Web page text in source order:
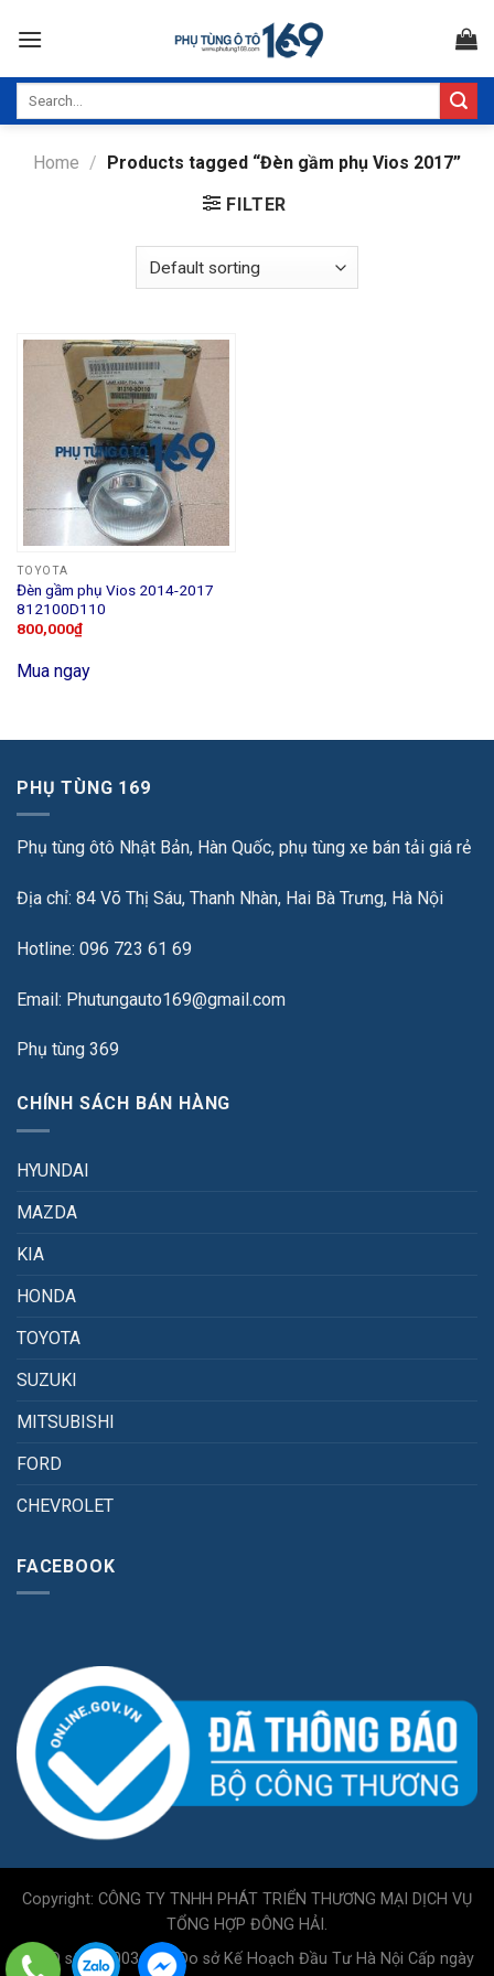
Home / Products tagged “Đèn gầm phụ Vios 2017”
FILTER
TOYOTA
Đèn gầm phụ Vios 2014-2017
812100D110
800,000₫
Mua ngay
PHỤ TÙNG 169
Phụ tùng ôtô Nhật Bản, Hàn Quốc, phụ tùng xe bán tải giá rẻ
Địa chỉ: 84 Võ Thị Sáu, Thanh Nhàn, Hai Bà Trưng, Hà Nội
Hotline: 096 723 61 69
Email: Phutungauto169@gmail.com
Phụ tùng 369
CHÍNH SÁCH BÁN HÀNG
HYUNDAI
MAZDA
KIA
HONDA
TOYOTA
SUZUKI
MITSUBISHI
FORD
CHEVROLET
FACEBOOK
Copyright: CÔNG TY TNHH PHÁT TRIỂN THƯƠNG MẠI DỊCH VỤ
TỔNG HỢP ĐÔNG HẢI.
GPKD số 0110034717 Do sở Kế Hoạch Đầu Tư Hà Nội Cấp ngày